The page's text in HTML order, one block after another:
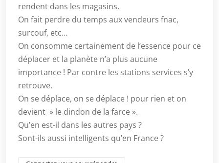
rendent dans les magasins.
On fait perdre du temps aux vendeurs fnac,
surcouf, etc…
On consomme certainement de l’essence pour ce
déplacer et la planète n’a plus aucune
importance ! Par contre les stations services s’y
retrouve.
On se déplace, on se déplace ! pour rien et on
devient » le dindon de la farce ».
Qu’en est-il dans les autres pays ?
Sont-ils aussi intelligents qu’en France ?